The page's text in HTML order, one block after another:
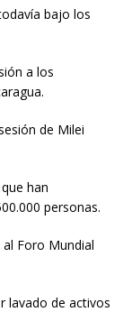
bajo los
a los
de Milei
han
personas.
Foro Mundial
lavado de activos